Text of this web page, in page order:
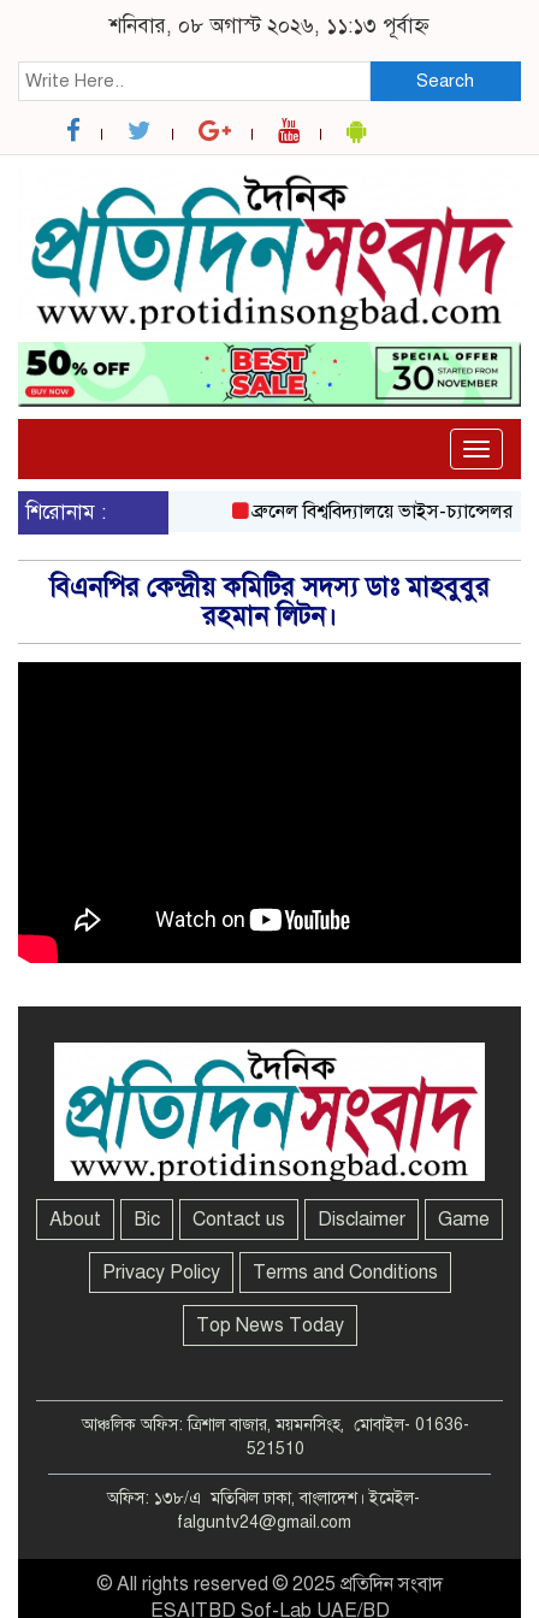
শনিবার, ০৮ অগাস্ট ২০২৬, ১১:১৩ পূর্বাহ্ন
Search
Toggle
শিরোনাম :
ব্রুনেল বিশ্ববিদ্যালয়ে ভাইস-চ্যান্সেলর
বিএনপির কেন্দ্রীয় কমিটির সদস্য ডাঃ মাহবুবুর
রহমান লিটন।
About Bic Contact us Disclaimer Game
Privacy Policy Terms and Conditions
Top News Today
আঞ্চলিক অফিস: ত্রিশাল বাজার, ময়মনসিংহ, মোবাইল- 01636-
521510
অফিস: ১৩৮/এ মতিঝিল ঢাকা, বাংলাদেশ। ইমেইল-
falguntv24@gmail.com
© All rights reserved © 2025 প্রতিদিন সংবাদ
ESAITBD Sof-Lab UAE/BD